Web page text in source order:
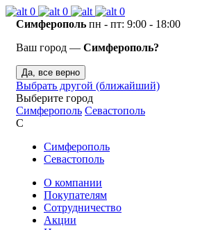
0 0
0
Симферополь пн - пт: 9:00 - 18:00
Ваш город — Симферополь?
Да, все верно
Выбрать другой (ближайший)
Выберите город
Симферополь Севастополь
С
Симферополь
Севастополь
О компании
Покупателям
Сотрудничество
Акции